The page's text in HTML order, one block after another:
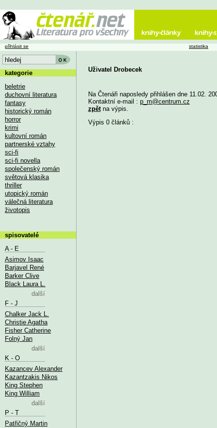
Uživatel Drobecek
Na Čtenáři naposledy přihlášen dne 11.02.
Kontaktní e-mail : p_m@centrum.cz
zpětna výpis.
Výpis 0 článků :
přihlásit se statistika
kategorie
beletrie
duchovní literatura
fantasy
historický román
horror
krimi
kultovní román
partnerské vztahy
sci-fi
sci-fi novella
společenský román
světová klasika
thriller
utopický román
válečná literatura
životopis
spisovatelé
A - E
Asimov Isaac
Barjavel René
Barker Clive
Black Laura L.
další
F - J
Chalker Jack L.
Christie Agatha
Fisher Catherine
Folný Jan
další
K - O
Kazancev Alexander
Kazantzakis Nikos
King Stephen
King William
další
P - T
Patřičný Martin